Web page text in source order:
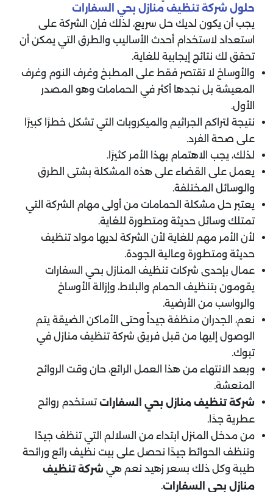
حلول شركة تنظيف منازل بحي السفارات
يجب أن يكون لديك حل سريع، لذلك فإن الشركة على
استعداد لاستخدام أحدث الأساليب والطرق التي يمكن أن
تحقق لك نتائج إيجابية للغاية.
والأوساخ لا تقتصر فقط على المطبخ وغرف النوم وغرف
المعيشة بل نجدها أكثر في الحمامات وهو المصدر
الأول.
نتيجة لتراكم الجراثيم والميكروبات التي تشكل خطرًا كبيرًا
على صحة الفرد.
لذلك، يجب الاهتمام بهذا الأمر كثيرًا.
يعمل على القضاء على هذه المشكلة بشتى الطرق
والوسائل المختلفة.
يعتبر حل مشكلة الحمامات من أولى مهام الشركة التي
تمتلك وسائل حديثة ومتطورة للغاية.
لأن الأمر مهم للغاية لأن الشركة لديها مواد تنظيف
حديثة ومتطورة وعالية الجودة.
عمال بإحدى شركات تنظيف المنازل بحي السفارات
يقومون بتنظيف الحمام والبلاط، وإزالة الأوساخ
والرواسب من الأرضية.
نعم، الجدران منظفة جيداً وحتى الأماكن الضيقة يتم
الوصول إليها من قبل فريق شركة تنظيف منازل في
تبوك.
وبعد الانتهاء من هذا العمل الرائع، حان وقت الروائح
المنعشة.
شركة تنظيف منازل بحي السفارات تستخدم روائح
عطرية جدًا.
من مدخل المنزل ابتداء من السلالم التي تنظف جيدًا
وتنظف الحوائط جيدًا نحصل على بيت نظيف رائع ورائحة
طيبة وكل ذلك بسعر زهيد نعم هي شركة تنظيف
منازل بحي السفارات.